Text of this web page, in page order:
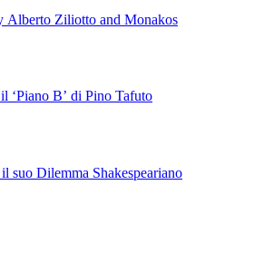
Cantus Nativitas by Alberto Ziliotto and Monakos
‘Piano B’ di Pino Tafuto
suo Dilemma Shakespeariano